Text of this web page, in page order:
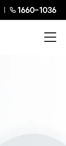
1660-1036